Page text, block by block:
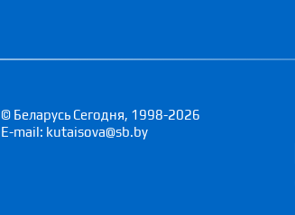
© Беларусь Сегодня, 1998-2026
E-mail: kutaisova@sb.by